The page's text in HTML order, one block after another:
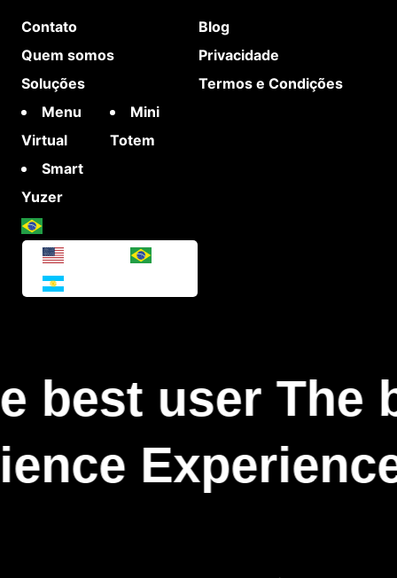
Contato
Blog
Quem somos
Privacidade
Soluções
Menu
Virtual
Mini
Totem
Smart
Yuzer
Termos e Condições
best user The